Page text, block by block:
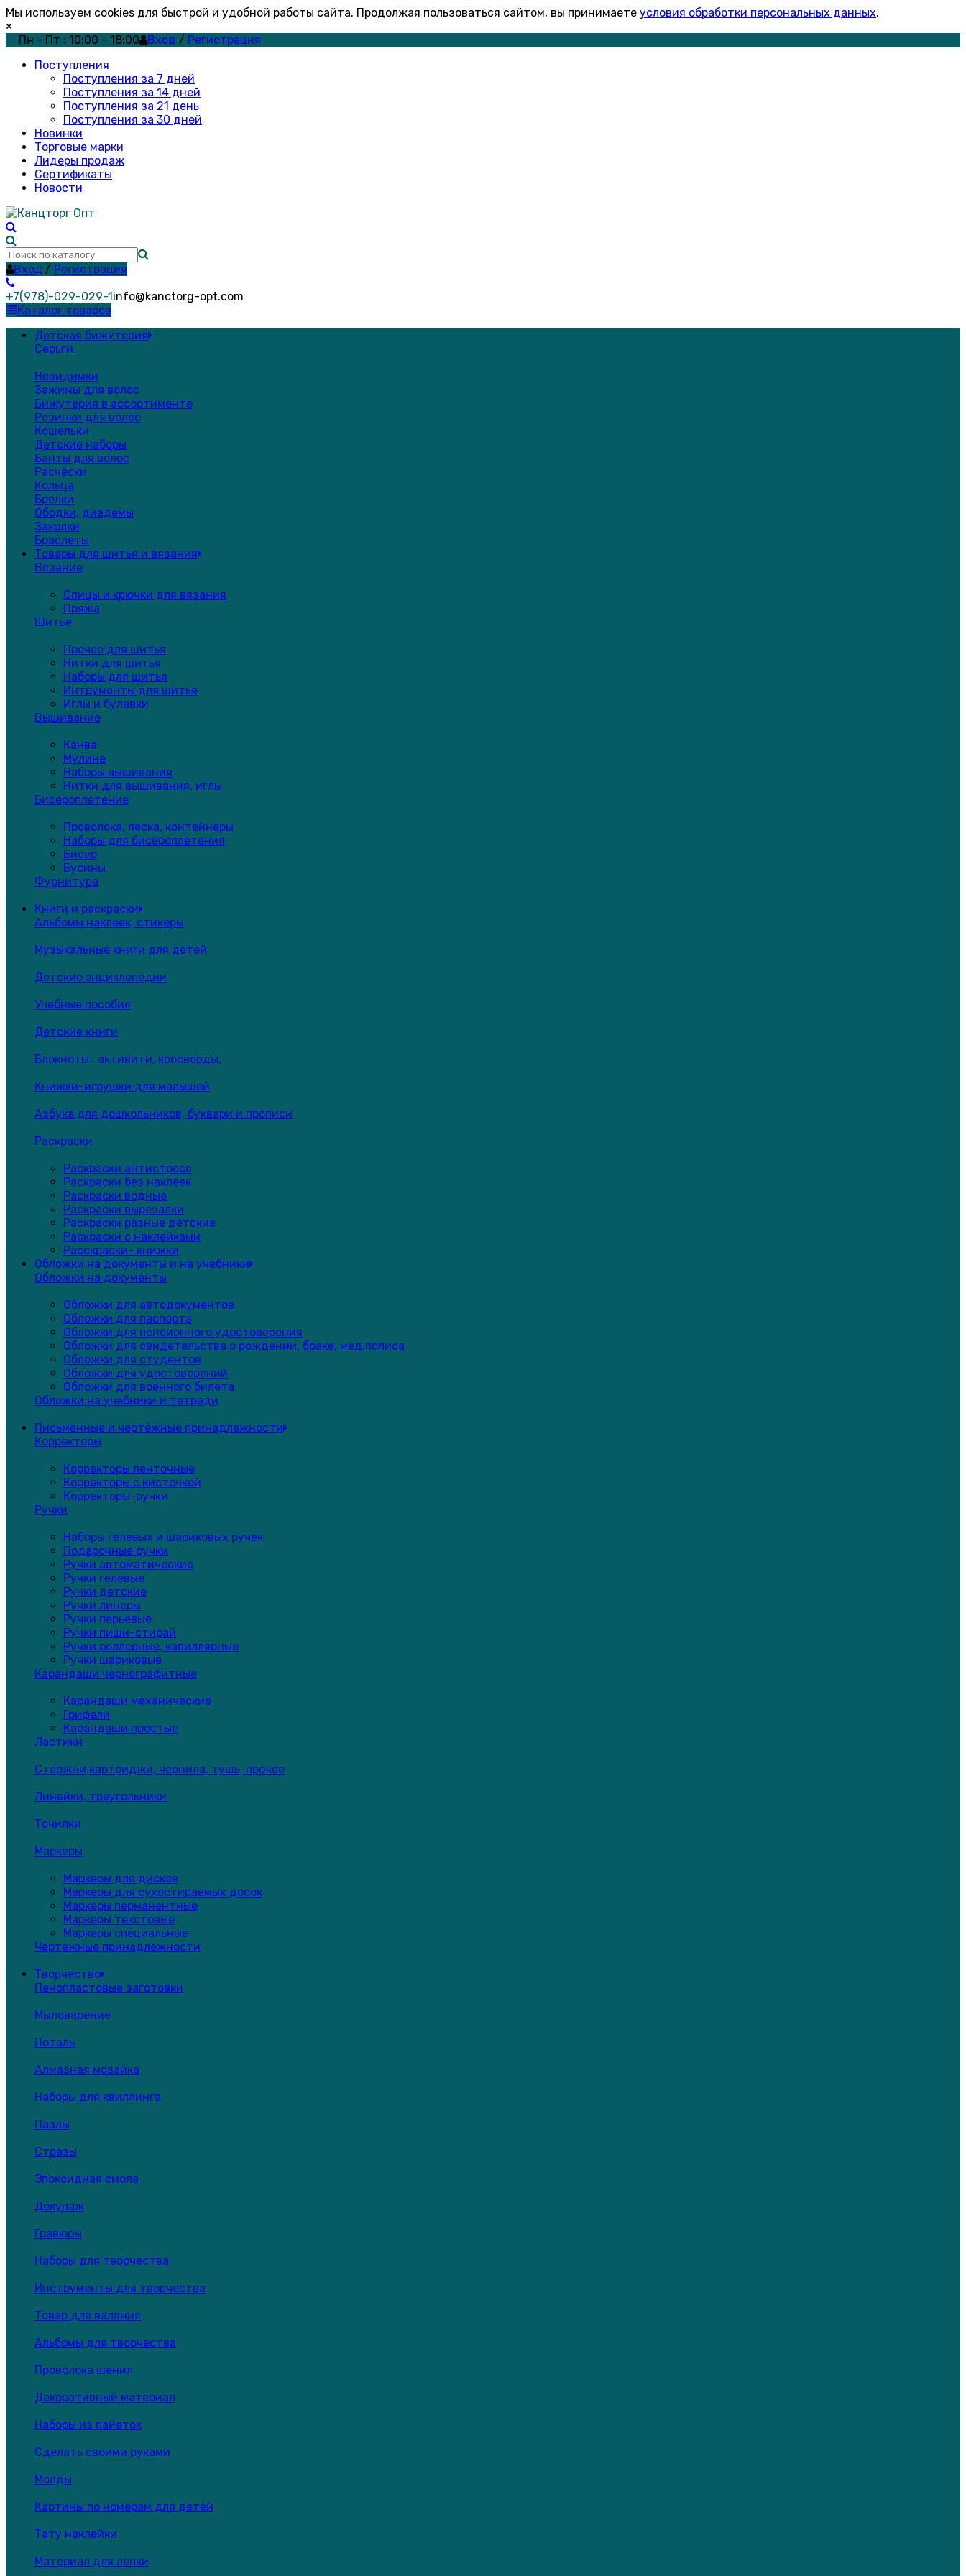
Мы используем cookies для быстрой и удобной работы сайта. Продолжая пользоваться сайтом, вы принимаете условия обработки персональных данных.
×
Пн - Пт : 10:00 - 18:00
Вход / Регистрация
Поступления
Поступления за 7 дней
Поступления за 14 дней
Поступления за 21 день
Поступления за 30 дней
Новинки
Торговые марки
Лидеры продаж
Сертификаты
Новости
Вход / Регистрация
+7(978)-029-029-1info@kanctorg-opt.com
Каталог товаров
Детская бижутерия
Серьги
Невидимки
Зажимы для волос
Бижутерия в ассортименте
Резинки для волос
Кошельки
Детские наборы
Банты для волос
Расчёски
Кольца
Брелки
Ободки, диадемы
Заколки
Браслеты
Товары для шитья и вязания
Вязание
Спицы и крючки для вязания
Пряжа
Шитье
Прочее для шитья
Нитки для шитья
Наборы для шитья
Интрументы для шитья
Иглы и булавки
Вышивание
Канва
Мулине
Наборы вышивания
Нитки для вышивания, иглы
Бисероплетение
Проволока, леска, контейнеры
Наборы для бисероплетения
Бисер
Бусины
Фурнитура
Книги и раскраски
Альбомы наклеек, стикеры
Музыкальные книги для детей
Детские энциклопедии
Учебные пособия
Детские книги
Блокноты- активити, кросворды,
Книжки-игрушки для малышей
Азбука для дошкольников, буквари и прописи
Раскраски
Раскраски антистресс
Раскраски без наклеек
Раскраски водные
Раскраски вырезалки
Раскраски разные детские
Раскраски с наклейками
Расскраски- книжки
Обложки на документы и на учебники
Обложки на документы
Обложки для автодокументов
Обложки для паспорта
Обложки для пенсионного удостоверения
Обложки для свидетельства о рождении, браке, мед.полиса
Обложки для студентов
Обложки для удостоверений
Обложки для военного билета
Обложки на учебники и тетради
Письменные и чертёжные принадлежности
Корректоры
Корректоры ленточные
Корректоры с кисточкой
Корректоры-ручки
Ручки
Наборы гелевых и шариковых ручек
Подарочные ручки
Ручки автоматические
Ручки гелевые
Ручки детские
Ручки линеры
Ручки перьевые
Ручки пиши-стирай
Ручки роллерные, капиллярные
Ручки шариковые
Карандаши чернографитные
Карандаши механические
Грифели
Карандаши простые
Ластики
Стержни,картриджи, чернила, тушь, прочее
Линейки, треугольники
Точилки
Маркеры
Маркеры для дисков
Маркеры для сухостираемых досок
Маркеры перманентные
Маркеры текстовые
Маркеры специальные
Чертежные принадлежности
Творчество
Пенопластовые заготовки
Мыловарение
Поталь
Алмазная мозайка
Наборы для квиллинга
Пазлы
Стразы
Эпоксидная смола
Декупаж
Гравюры
Наборы для творчества
Инструменты для творчества
Товар для валяния
Альбомы для творчества
Проволока шенил
Декоративный материал
Наборы из пайеток
Сделать своими руками
Молды
Картины по номерам для детей
Тату наклейки
Материал для лепки